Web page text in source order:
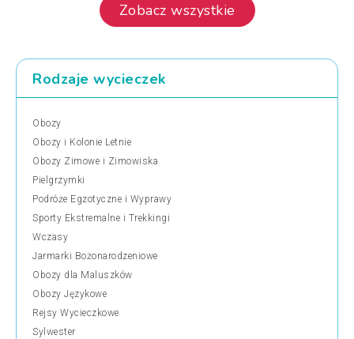
Zobacz wszystkie
Rodzaje wycieczek
Obozy
Obozy i Kolonie Letnie
Obozy Zimowe i Zimowiska
Pielgrzymki
Podróże Egzotyczne i Wyprawy
Sporty Ekstremalne i Trekkingi
Wczasy
Jarmarki Bożonarodzeniowe
Obozy dla Maluszków
Obozy Językowe
Rejsy Wycieczkowe
Sylwester